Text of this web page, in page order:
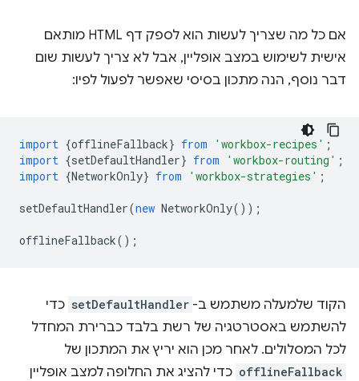
אם כל מה שצריך לעשות הוא לספק דף HTML מותאם
אישית לשימוש במצב אופליין, אבל לא צריך לעשות שום
דבר נוסף, הנה מתכון בסיסי שאפשר לפעול לפיו:
import {offlineFallback} from 'workbox-recipes' ;
import {setDefaultHandler} from 'workbox-routing' ;
import {NetworkOnly} from 'workbox-strategies' ;
setDefaultHandler(new NetworkOnly());
offlineFallback();
הקוד שלמעלה משתמש ב- setDefaultHandler כדי
להשתמש באסטרטגיה של רשת בלבד כברירת המחדל
לכל המסלולים. לאחר מכן הוא יריץ את המתכון של
offlineFallback כדי להציג את החלופה למצב אופליין